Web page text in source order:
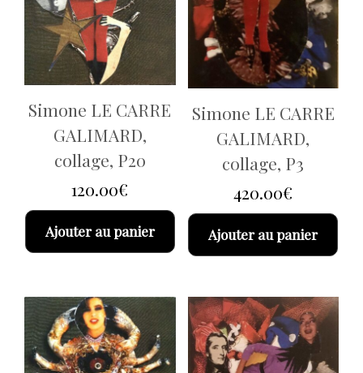
Simone LE CARRE
GALIMARD,
collage, P20
120.00€
Ajouter au panier
Simone LE CARRE
GALIMARD,
collage, P3
420.00€
Ajouter au panier